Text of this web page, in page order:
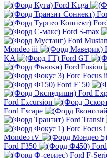
Ford Kuga
Ford S-max
Ford
Mondeo iii
KA
Ford GT
Ford Fusion
Ford Focus
Ford F150
Ford
Ford Excursion
Ford Escape
Ford Transit
Ford Focus i
Mondeo iV
Ford F350
Ford F-